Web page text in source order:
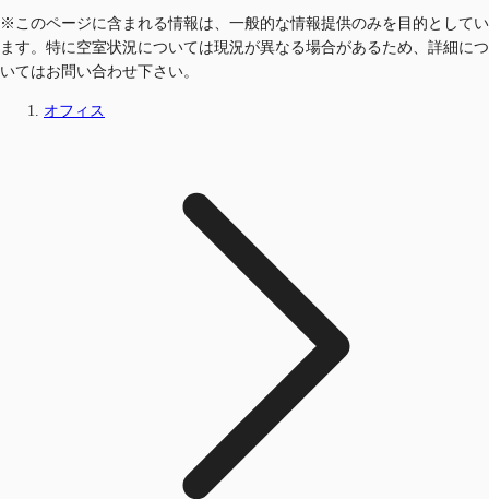
※このページに含まれる情報は、一般的な情報提供のみを目的としてい
ます。特に空室状況については現況が異なる場合があるため、詳細につ
いてはお問い合わせ下さい。
オフィス